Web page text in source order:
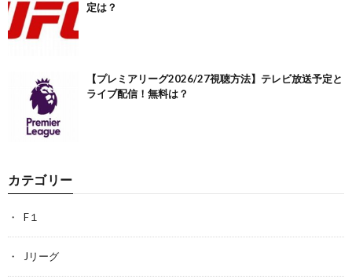
定は？
【プレミアリーグ2026/27視聴方法】テレビ放送予定と
ライブ配信！無料は？
カテゴリー
F１
Jリーグ